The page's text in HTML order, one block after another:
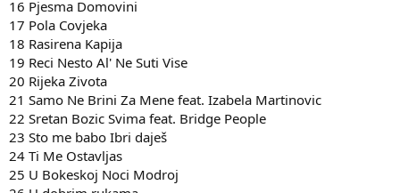
16 Pjesma Domovini
17 Pola Covjeka
18 Rasirena Kapija
19 Reci Nesto Al' Ne Suti Vise
20 Rijeka Zivota
21 Samo Ne Brini Za Mene feat. Izabela Martinovic
22 Sretan Bozic Svima feat. Bridge People
23 Sto me babo Ibri daješ
24 Ti Me Ostavljas
25 U Bokeskoj Noci Modroj